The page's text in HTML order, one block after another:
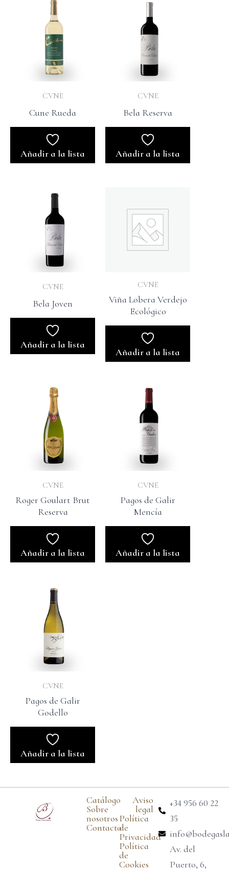
CVNE
Cune Rueda
Añadir a la lista
CVNE
Bela Reserva
Añadir a la lista
CVNE
Bela Joven
Añadir a la lista
CVNE
Viña Lobera Verdejo
Ecológico
Añadir a la lista
CVNE
Roger Goulart Brut
Reserva
Añadir a la lista
CVNE
Pagos de Galir
Mencía
Añadir a la lista
CVNE
Pagos de Galir
Godello
Añadir a la lista
Catálogo
Sobre
nosotros
Contacto
Aviso
legal
Política
de
Privacidad
Política
de
Cookies
+34 956 60 22
35
Av. del
Puerto, 6,